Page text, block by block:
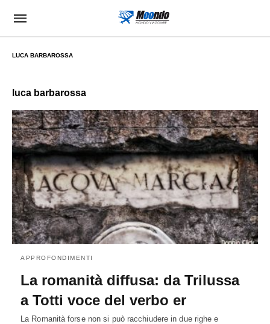
LUCA BARBAROSSA
luca barbarossa
APPROFONDIMENTI
La romanità diffusa: da Trilussa
a Totti voce del verbo er
La Romanità forse non si può racchiudere in due righe e